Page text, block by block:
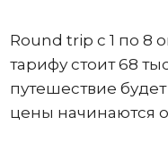
Round trip с 1 по 8
тарифу стоит 68
путешествие будет
цены начинаются